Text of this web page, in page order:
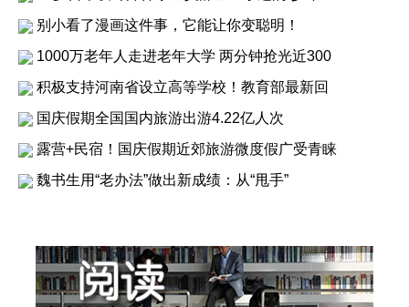
别小看了漫画这件事，它能让你变聪明！
1000万老年人走进老年大学 两分钟抢光近300
积极支持河南省设立高等学校！教育部最新回
国庆假期全国国内旅游出游4.22亿人次
露营+民宿！国庆假期近郊旅游微度假广受青睐
魏书生用“老办法”做出新成绩：从“甩手”